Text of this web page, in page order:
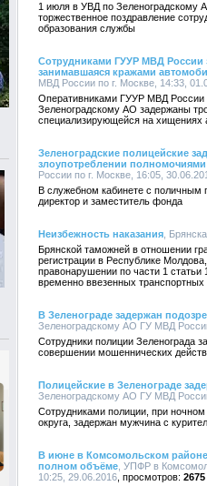
1 июля в УВД по Зеленоградскому
торжественное поздравление
образования службы
Сотрудниками ГУУР МВД России
занимавшаяся кражами
МВД России по г. Москве, 14:33,
Оперативниками ГУУР МВД России
Зеленоградскому АО задержаны
специализирующейся на хищениях
Зеленоградские полицейские
злоупотреблении полномочиями
России по г. Москве, 16:05,
В служебном кабинете с поличным
директор и заместитель фонда
Неизбежность наказания ,
Брянской таможней в отношении
регистрации в Республике
правонарушении по части 1
временно ввезенных
В Зеленограде задержан
Зеленоградскому АО ГУ МВД
Сотрудники полиции Зеленограда
совершении мошеннических
Полицейские в Зеленограде
Зеленоградскому АО ГУ МВД
Сотрудниками полиции, при ночном
округа, задержан мужчина с
В июне в Комсомольском
полном объёме , УПФР в
10:25, 29.06.2016
2675